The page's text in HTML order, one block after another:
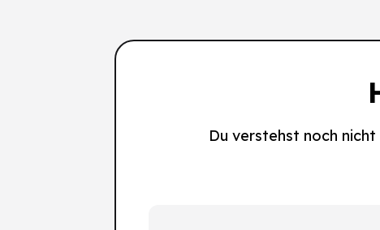
Du verstehst noch